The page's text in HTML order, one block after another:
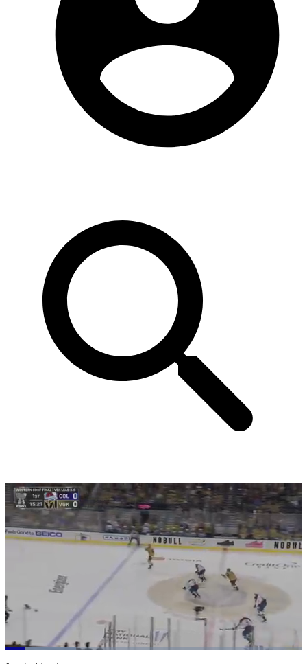
Loaded:
23.80%